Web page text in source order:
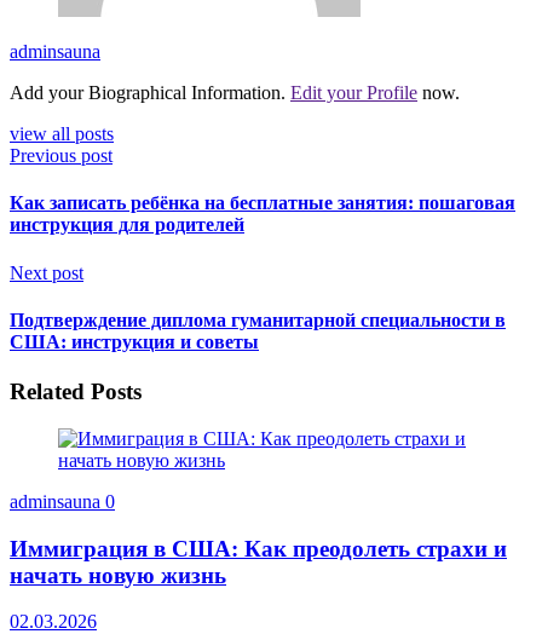
adminsauna
Add your Biographical Information. Edit your Profile now.
view all posts
Previous post
Как записать ребёнка на бесплатные занятия: пошаговая
инструкция для родителей
Next post
Подтверждение диплома гуманитарной специальности в
США: инструкция и советы
Related Posts
adminsauna 0
Иммиграция в США: Как преодолеть страхи и
начать новую жизнь
02.03.2026